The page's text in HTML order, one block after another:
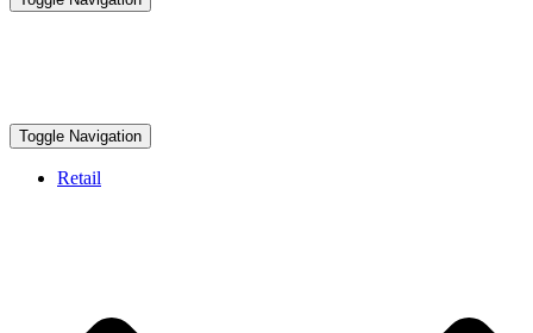
Toggle Navigation
Retail